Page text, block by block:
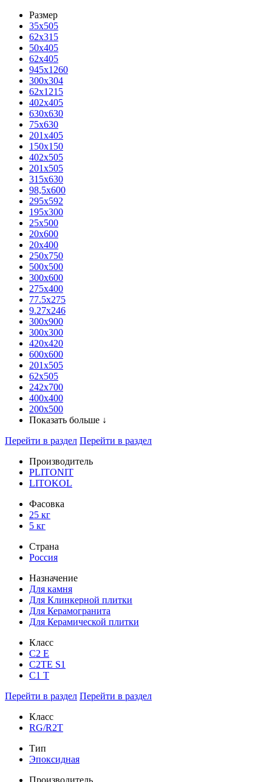
Размер
35х505
62x315
50x405
62х405
945x1260
300x304
62x1215
402x405
630x630
75x630
201x405
150x150
402x505
201x505
315x630
98,5х600
295x592
195х300
25x500
20х600
20х400
250x750
500x500
300x600
275x400
77.5х275
9.27x246
300x900
300x300
420х420
600х600
201х505
62х505
242х700
400х400
200х500
Показать больше ↓
Перейти в раздел Перейти в раздел
Производитель
PLITONIT
LITOKOL
Фасовка
25 кг
5 кг
Страна
Россия
Назначение
Для камня
Для Клинкерной плитки
Для Керамогранита
Для Керамической плитки
Класс
С2 Е
C2TE S1
C1 T
Перейти в раздел Перейти в раздел
Класс
RG/R2T
Тип
Эпоксидная
Производитель